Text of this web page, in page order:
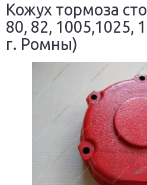
Кожух тормоза
80, 82, 1005,1025,
г. Ромны)